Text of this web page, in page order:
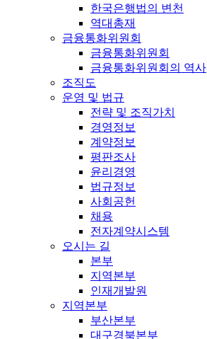
한국은행법의 변천
역대총재
금융통화위원회
금융통화위원회
금융통화위원회의 역사
조직도
운영 및 법규
전략 및 조직가치
경영정보
계약정보
평판조사
윤리경영
법규정보
사회공헌
채용
전자계약시스템
오시는 길
본부
지역본부
인재개발원
지역본부
부산본부
대구경북본부